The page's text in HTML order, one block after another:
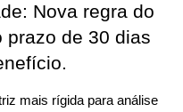
Nova regra do
prazo de 30 dias
mais rígida para análise